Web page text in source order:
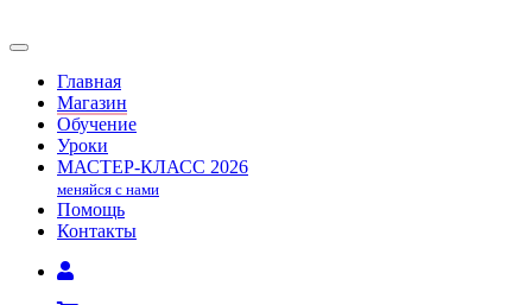
Главная
Магазин
Обучение
Уроки
МАСТЕР-КЛАСС 2026
меняйся с нами
Помощь
Контакты